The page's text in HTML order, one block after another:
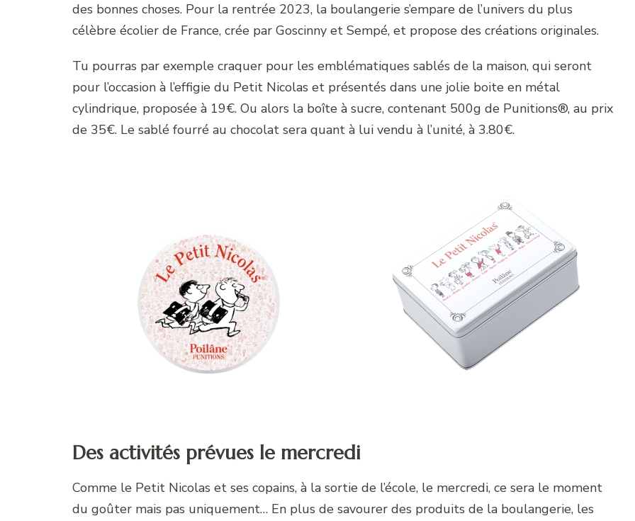
des bonnes choses. Pour la rentrée 2023, la boulangerie s’empare de l’univers du plus
célèbre écolier de France, crée par Goscinny et Sempé, et propose des créations originales.
Tu pourras par exemple craquer pour les emblématiques sablés de la maison, qui seront
pour l’occasion à l’effigie du Petit Nicolas et présentés dans une jolie boite en métal
cylindrique, proposée à 19€. Ou alors la boîte à sucre, contenant 500g de Punitions®, au prix
de 35€. Le sablé fourré au chocolat sera quant à lui vendu à l’unité, à 3.80€.
Des activités prévues le mercredi
Comme le Petit Nicolas et ses copains, à la sortie de l’école, le mercredi, ce sera le moment
du goûter mais pas uniquement… En plus de savourer des produits de la boulangerie, les